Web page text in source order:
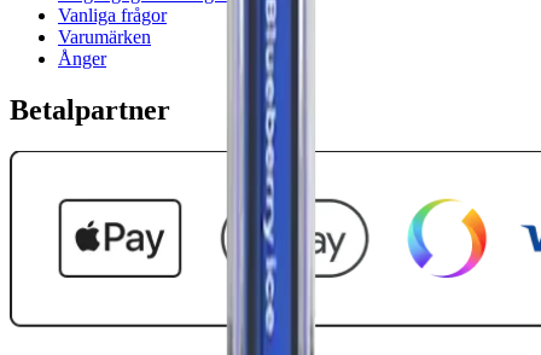
Vanliga frågor
Varumärken
Ånger
Betalpartner